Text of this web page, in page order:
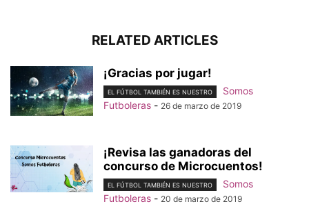
RELATED ARTICLES
¡Gracias por jugar!
EL FÚTBOL TAMBIÉN ES NUESTRO
Somos
Futboleras - 26 de marzo de 2019
¡Revisa las ganadoras del
concurso de Microcuentos!
EL FÚTBOL TAMBIÉN ES NUESTRO
Somos
Futboleras - 20 de marzo de 2019